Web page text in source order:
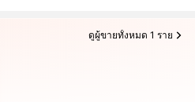
ดูผู้ขายทั้งหมด 1 ราย